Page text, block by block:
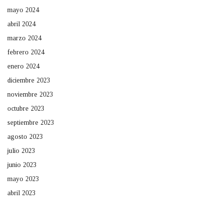
mayo 2024
abril 2024
marzo 2024
febrero 2024
enero 2024
diciembre 2023
noviembre 2023
octubre 2023
septiembre 2023
agosto 2023
julio 2023
junio 2023
mayo 2023
abril 2023